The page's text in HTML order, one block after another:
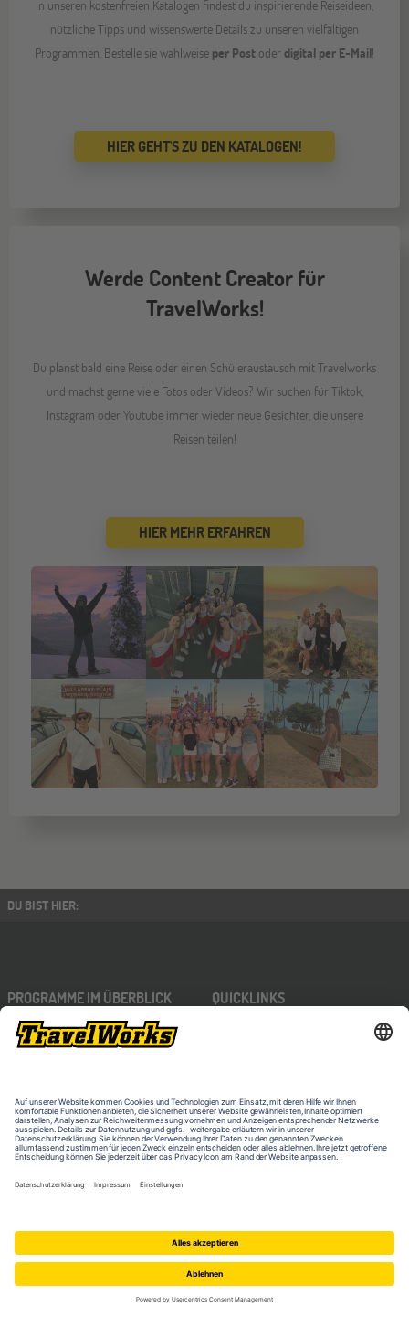
In unseren kostenfreien Katalogen findest du inspirierende Reiseideen,
nützliche Tipps und wissenswerte Details zu unseren vielfältigen
Programmen. Bestelle sie wahlweise per Post oder digital per E-Mail!
HIER GEHT'S ZU DEN KATALOGEN!
Werde Content Creator für
TravelWorks!
Du planst bald eine Reise oder einen Schüleraustausch mit Travelworks
und machst gerne viele Fotos oder Videos? Wir suchen für Tiktok,
Instagram oder Youtube immer wieder neue Gesichter, die unsere
Reisen teilen!
HIER MEHR ERFAHREN
DU BIST HIER:
PROGRAMME IM ÜBERBLICK
Work & Travel
Sprachreisen für Erwachsene 16-99
J.
Au Pair
Erlebnisreisen
Sprachferien für Schüler 8-17 J.
Summer School
QUICKLINKS
Datenschutz
Barrierefreiheitserklärung
Kontakt & Impressum
Travelplus Group GmbH
Am Mittelhafen 32
48155 Münster